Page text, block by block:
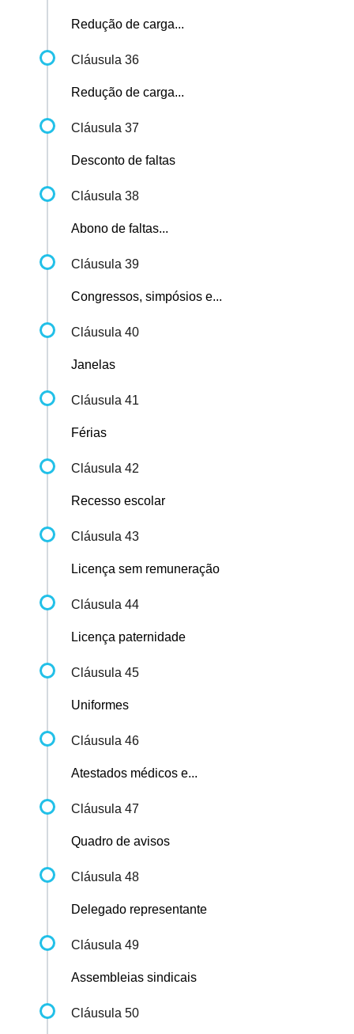
Redução de carga...
Cláusula 36
Redução de carga...
Cláusula 37
Desconto de faltas
Cláusula 38
Abono de faltas...
Cláusula 39
Congressos, simpósios e...
Cláusula 40
Janelas
Cláusula 41
Férias
Cláusula 42
Recesso escolar
Cláusula 43
Licença sem remuneração
Cláusula 44
Licença paternidade
Cláusula 45
Uniformes
Cláusula 46
Atestados médicos e...
Cláusula 47
Quadro de avisos
Cláusula 48
Delegado representante
Cláusula 49
Assembleias sindicais
Cláusula 50